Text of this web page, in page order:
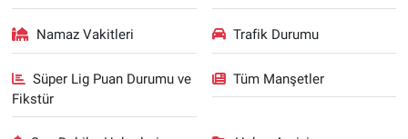
Namaz Vakitleri Trafik Durumu
Süper Lig Puan Durumu ve
Fikstür
Tüm Manşetler